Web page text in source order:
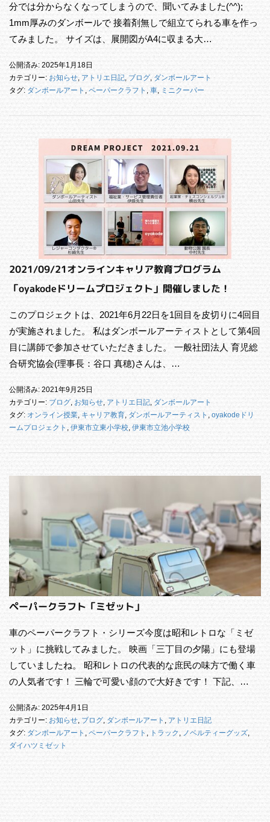
分では分からなくなってしまうので、聞いてみました(^^);
1mm厚みのダンボールで 接着剤無しで組立てられる車を作っ
てみました。 サイズは、展開図がA4に収まる大…
公開済み: 2025年1月18日
カテゴリー: お知らせ アトリエ日記 ブログ ダンボールアート
タグ: ダンボールアート ペーパークラフト ,車 ミニクーパー
2021/09/21オンラインキャリア教育プログラム
「oyakodeドリームプロジェクト」開催しました！
このプロジェクトは、2021年6月22日を1回目を皮切りに4回目
が実施されました。 私はダンボールアーティストとして第4回
目に講師で参加させていただきました。 一般社団法人 育児総
合研究協会(理事長：谷口 真穂)さんは、…
公開済み: 2021年9月25日
カテゴリー: ブログ, お知らせ アトリエ日記 ダンボールアート
タグ: オンライン授業 キャリア教育 ダンボールアーティスト
oyakodeドリ
ームプロジェクト
伊東市立東小学校 伊東市立池小学校
ペーパークラフト「ミゼット」
車のペーパークラフト・シリーズ今度は昭和レトロな「ミゼ
ット」に挑戦してみました。 映画「三丁目の夕陽」にも登場
していましたね。 昭和レトロの代表的な庶民の味方で働く車
の人気者です！ 三輪で可愛い顔ので大好きです！ 下記、…
公開済み: 2025年4月1日
カテゴリー:お知らせ ブログ ダンボールアート
アトリエ日記
タグ: ダンボールアート ペーパークラフト トラック ノベルティーグッズ
ダイハツミゼット